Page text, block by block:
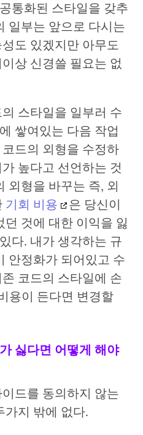
통화된 스타일을 갖추
일부는 앞으로 다시는
도 있겠지만 아무도
상 신경쓸 필요는 없
스타일을 일부러 수
쌓여있는 다음 작업
드의 외형을 수정하
높다고 선언하는 것
외형을 바꾸는 즉, 외
기회 비용
은 당신이
것에 대한 이익을 잃
다. 내가 생각하는 규
안정화가 되어있고 수
코드의 스타일에 손
용이 든다면 변경할
싫다면 어떻게 해야
드를 동의하지 않는
가지 밖에 없다.